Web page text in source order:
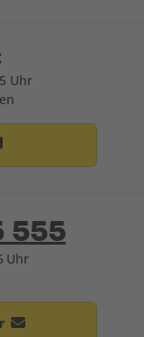
Uhr
555
Uhr